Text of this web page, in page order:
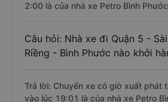
2:00 là của nhà xe Petro Bình
Câu hỏi: Nhà xe đi Quận 5 -
Riềng - Bình Phước nào khởi
Trả lời: Chuyến xe có giờ xuất phát
vào lúc 19:01 là của nhà xe Petro